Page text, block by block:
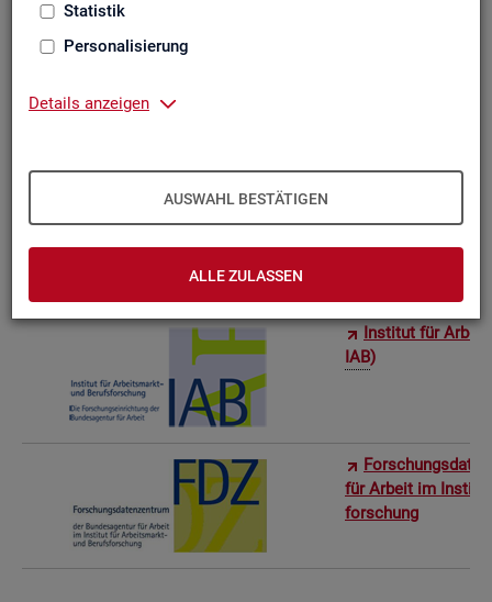
Statistik
Personalisierung
Details anzeigen
AUSWAHL BESTÄTIGEN
ALLE ZULASSEN
In­sti­tut für
IAB)
für Ar­beit im
for­schung